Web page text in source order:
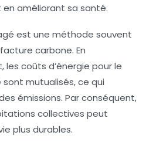
améliorant sa santé.
est une méthode souvent
carbone. En
coûts d’énergie pour le
mutualisés, ce qui
émissions. Par conséquent,
collectives peut
plus durables.